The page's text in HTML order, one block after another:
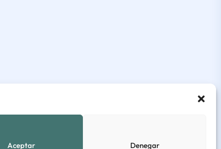
Aceptar Denegar